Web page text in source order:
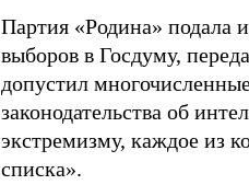
Партия «Родина» подала
выборов в Госдуму,
допустил
законодательства об
экстремизму, каждое из
списка».